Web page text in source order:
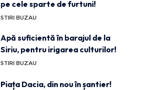
pe cele sparte de furtuni!
STIRI BUZAU
Apă suficientă în barajul de la
Siriu, pentru irigarea culturilor!
STIRI BUZAU
Piața Dacia, din nou în șantier!